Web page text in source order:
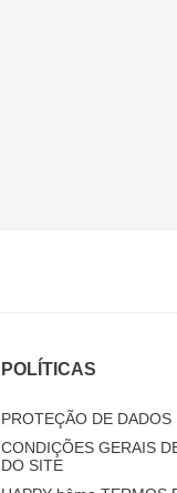
POLÍTICAS
PROTEÇÃO DE DADOS
CONDIÇÕES GERAIS
DO SITE